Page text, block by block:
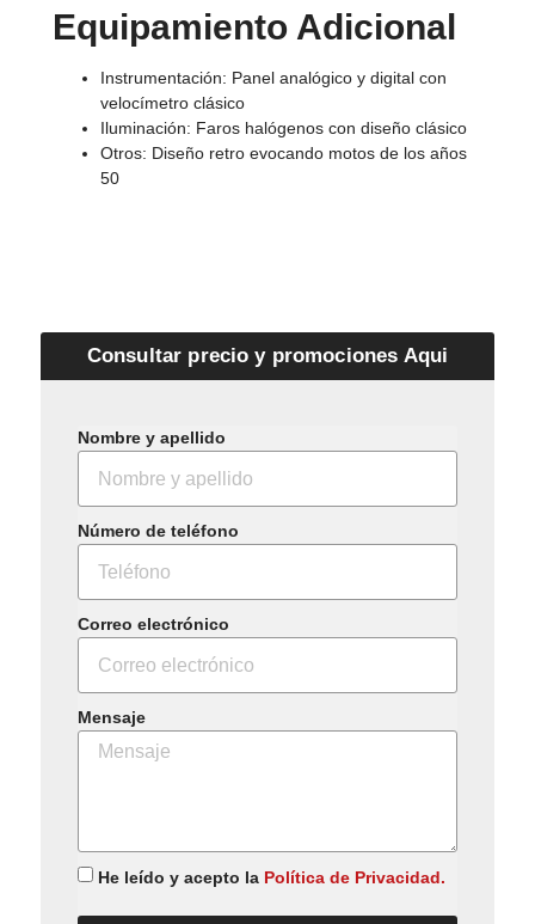
Equipamiento Adicional
Instrumentación: Panel analógico y digital con
velocímetro clásico
Iluminación: Faros halógenos con diseño clásico
Otros: Diseño retro evocando motos de los años
50
Consultar precio y promociones Aqui
Nombre y apellido
Número de teléfono
Correo electrónico
Mensaje
He leído y acepto la Política de Privacidad.